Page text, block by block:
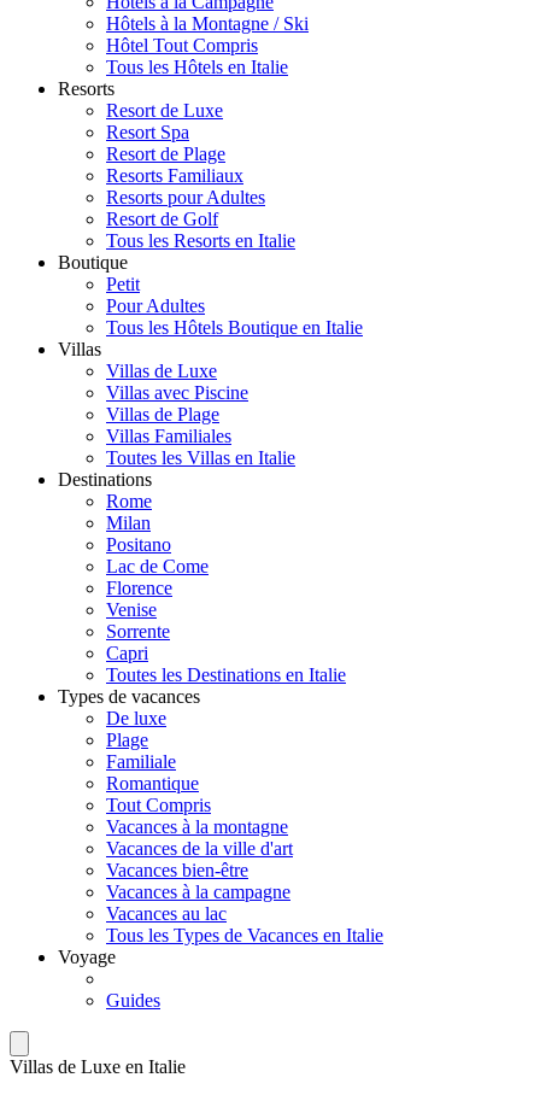
Hôtels à la Montagne / Ski
Hôtel Tout Compris
Tous les Hôtels en Italie
Resorts
Resort de Luxe
Resort Spa
Resort de Plage
Resorts Familiaux
Resorts pour Adultes
Resort de Golf
Tous les Resorts en Italie
Boutique
Petit
Pour Adultes
Tous les Hôtels Boutique en Italie
Villas
Villas de Luxe
Villas avec Piscine
Villas de Plage
Villas Familiales
Toutes les Villas en Italie
Destinations
Rome
Milan
Positano
Lac de Come
Florence
Venise
Sorrente
Capri
Toutes les Destinations en Italie
Types de vacances
De luxe
Plage
Familiale
Romantique
Tout Compris
Vacances à la montagne
Vacances de la ville d'art
Vacances bien-être
Vacances à la campagne
Vacances au lac
Tous les Types de Vacances en Italie
Voyage
Guides
Villas de Luxe en Italie